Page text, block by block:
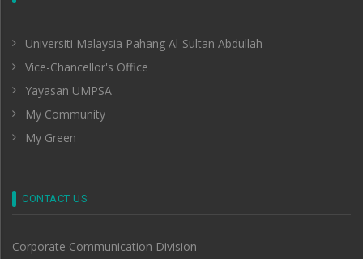
Universiti Malaysia Pahang Al-Sultan Abdullah
Vice-Chancellor's Office
Yayasan UMPSA
My Community
My Green
CONTACT US
Corporate Communication Division